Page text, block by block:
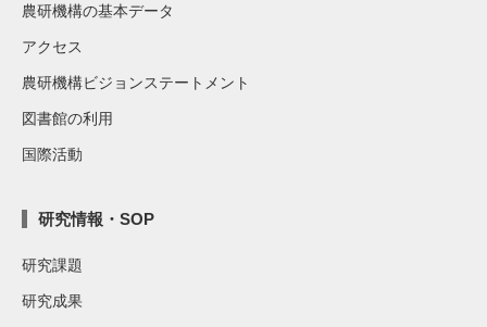
農研機構の基本データ
アクセス
農研機構ビジョンステートメント
図書館の利用
国際活動
研究情報・SOP
研究課題
研究成果